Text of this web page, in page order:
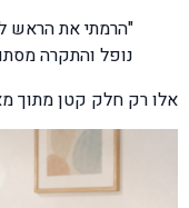
"הרמתי את הראש
נופל והתקרה
אלו רק חלק קטן מתוך